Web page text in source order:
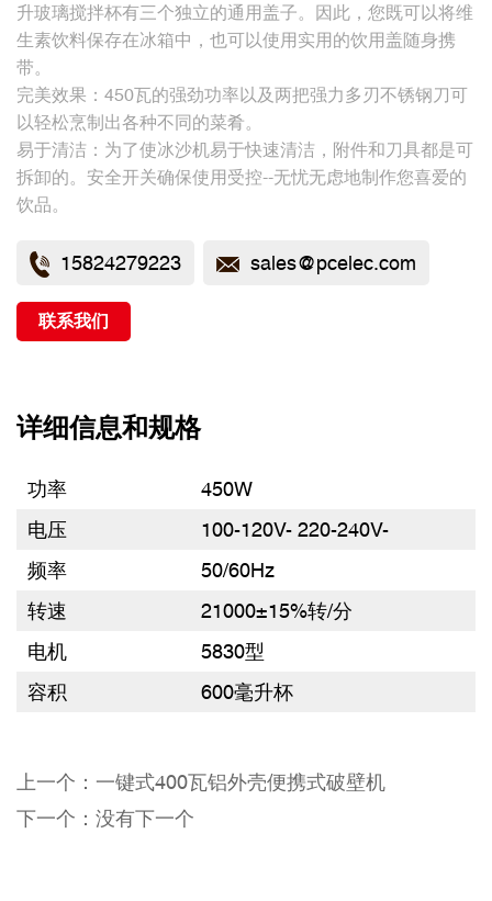
升玻璃搅拌杯有三个独立的通用盖子。因此，您既可以将维
生素饮料保存在冰箱中，也可以使用实用的饮用盖随身携
带。
完美效果：450瓦的强劲功率以及两把强力多刃不锈钢刀可
以轻松烹制出各种不同的菜肴。
易于清洁：为了使冰沙机易于快速清洁，附件和刀具都是可
拆卸的。安全开关确保使用受控--无忧无虑地制作您喜爱的
饮品。
15824279223 sales@pcelec.com
联系我们
详细信息和规格
功率
450W
电压
100-120V- 220-240V-
频率
50/60Hz
转速
21000±15%转/分
电机
5830型
容积
600毫升杯
上一个：一键式400瓦铝外壳便携式破壁机
下一个：没有下一个